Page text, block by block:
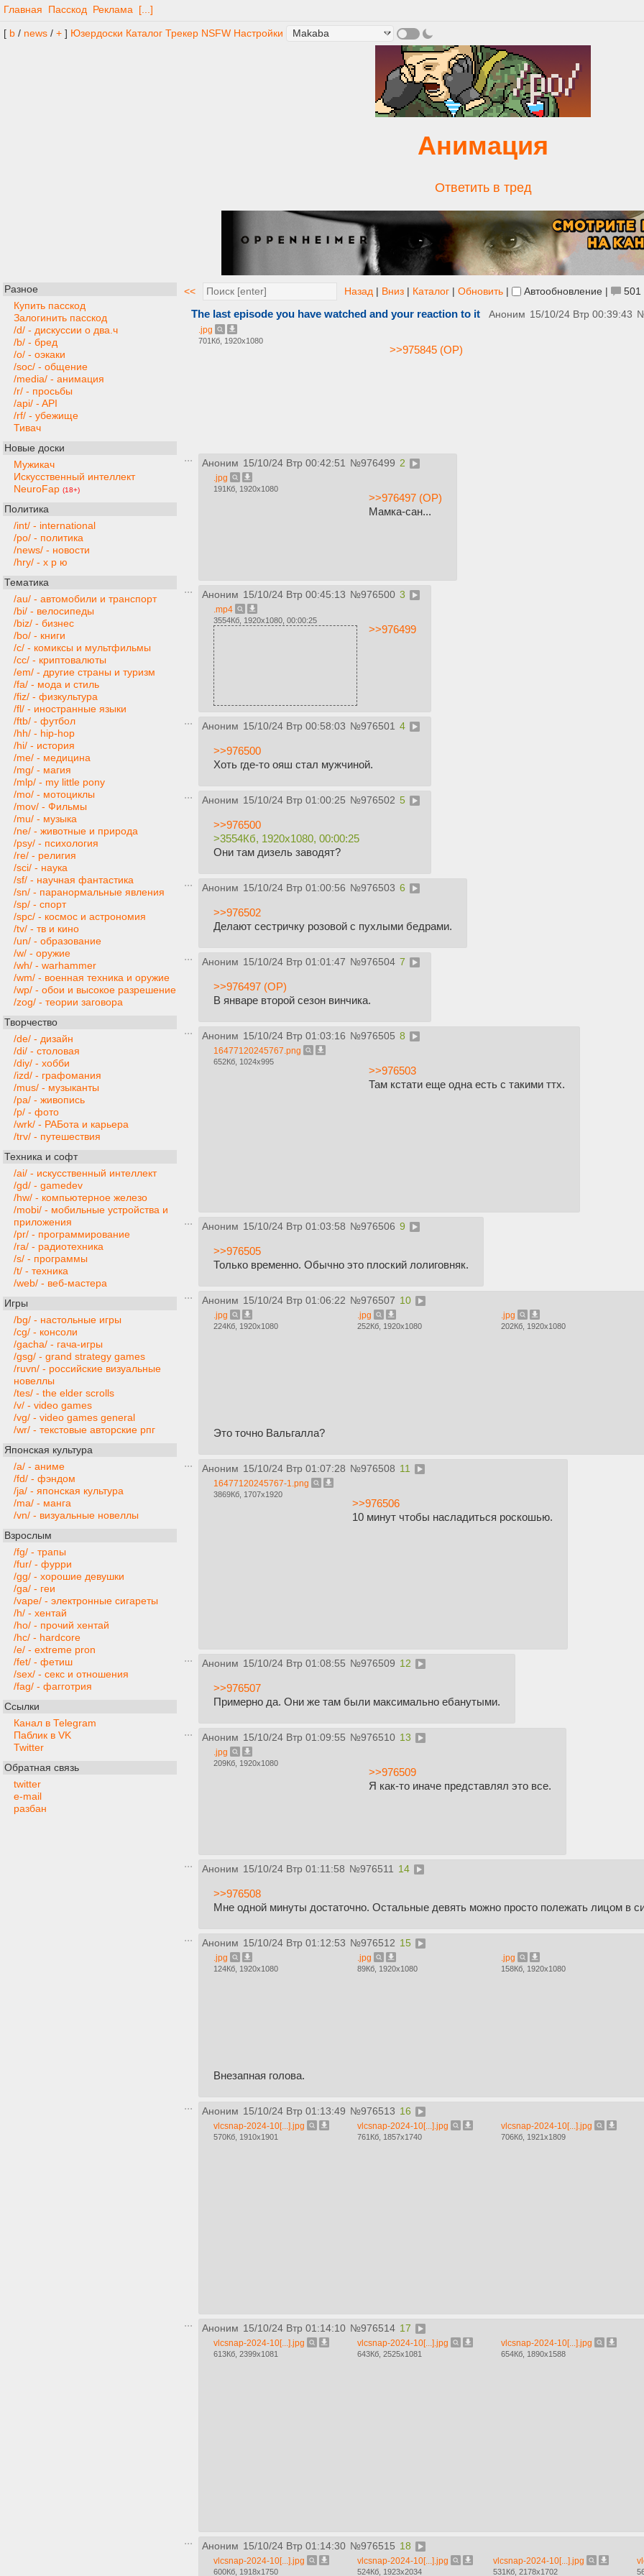
Главная Пасскод Реклама [...]
[ b / news / + ] Юзердоски Каталог Трекер NSFW Настройки
Анимация
Ответить в тред
Разное
Купить пасскод
Залогинить пасскод
/d/ - дискуссии о два.ч
/b/ - бред
/o/ - оэкаки
/soc/ - общение
/media/ - анимация
/r/ - просьбы
/api/ - API
/rf/ - убежище
Тивач
Новые доски
Мужикач
Искусственный интеллект
NeuroFap (18+)
Политика
/int/ - international
/po/ - политика
/news/ - новости
/hry/ - х р ю
Тематика
/au/ - автомобили и транспорт
/bi/ - велосипеды
/biz/ - бизнес
/bo/ - книги
/c/ - комиксы и мультфильмы
/cc/ - криптовалюты
/em/ - другие страны и туризм
/fa/ - мода и стиль
/fiz/ - физкультура
/fl/ - иностранные языки
/ftb/ - футбол
/hh/ - hip-hop
/hi/ - история
/me/ - медицина
/mg/ - магия
/mlp/ - my little pony
/mo/ - мотоциклы
/mov/ - Фильмы
/mu/ - музыка
/ne/ - животные и природа
/psy/ - психология
/re/ - религия
/sci/ - наука
/sf/ - научная фантастика
/sn/ - паранормальные явления
/sp/ - спорт
/spc/ - космос и астрономия
/tv/ - тв и кино
/un/ - образование
/w/ - оружие
/wh/ - warhammer
/wm/ - военная техника и оружие
/wp/ - обои и высокое разрешение
/zog/ - теории заговора
Творчество
/de/ - дизайн
/di/ - столовая
/diy/ - хобби
/izd/ - графомания
/mus/ - музыканты
/pa/ - живопись
/p/ - фото
/wrk/ - РАБота и карьера
/trv/ - путешествия
Техника и софт
/ai/ - искусственный интеллект
/gd/ - gamedev
/hw/ - компьютерное железо
/mobi/ - мобильные устройства и
приложения
/pr/ - программирование
/ra/ - радиотехника
/s/ - программы
/t/ - техника
/web/ - веб-мастера
Игры
/bg/ - настольные игры
/cg/ - консоли
/gacha/ - гача-игры
/gsg/ - grand strategy games
/ruvn/ - российские визуальные
новеллы
/tes/ - the elder scrolls
/v/ - video games
/vg/ - video games general
/wr/ - текстовые авторские рпг
Японская культура
/a/ - аниме
/fd/ - фэндом
/ja/ - японская культура
/ma/ - манга
/vn/ - визуальные новеллы
Взрослым
/fg/ - трапы
/fur/ - фурри
/gg/ - хорошие девушки
/ga/ - геи
/vape/ - электронные сигареты
/h/ - хентай
/ho/ - прочий хентай
/hc/ - hardcore
/e/ - extreme pron
/fet/ - фетиш
/sex/ - секс и отношения
/fag/ - фагготрия
Ссылки
Канал в Telegram
Паблик в VK
Twitter
Обратная связь
twitter
e-mail
разбан
<< Назад | Вниз | Каталог | Обновить | Автообновление | 501
The last episode you have watched and your reaction to it Аноним 15/10/24 Втр 00:39:43
.jpg
701Кб, 1920x1080
>>975845 (OP)
Аноним 15/10/24 Втр 00:42:51 №976499 2
.jpg
191Кб, 1920x1080
>>976497 (OP)
Мамка-сан...
Аноним 15/10/24 Втр 00:45:13 №976500 3
.mp4
3554Кб, 1920x1080, 00:00:25
>>976499
Аноним 15/10/24 Втр 00:58:03 №976501 4
>>976500
Хоть где-то ояш стал мужчиной.
Аноним 15/10/24 Втр 01:00:25 №976502 5
>>976500
>3554Кб, 1920x1080, 00:00:25
Они там дизель заводят?
Аноним 15/10/24 Втр 01:00:56 №976503 6
>>976502
Делают сестричку розовой с пухлыми бедрами.
Аноним 15/10/24 Втр 01:01:47 №976504 7
>>976497 (OP)
В январе второй сезон винчика.
Аноним 15/10/24 Втр 01:03:16 №976505 8
16477120245767.png
652Кб, 1024x995
>>976503
Там кстати еще одна есть с такими ттх.
Аноним 15/10/24 Втр 01:03:58 №976506 9
>>976505
Только временно. Обычно это плоский лолиговняк.
Аноним 15/10/24 Втр 01:06:22 №976507 10
.jpg
224Кб, 1920x1080
.jpg
252Кб, 1920x1080
.jpg
202Кб, 1920x1080
Это точно Вальгалла?
Аноним 15/10/24 Втр 01:07:28 №976508 11
16477120245767-1.png
3869Кб, 1707x1920
>>976506
10 минут чтобы насладиться роскошью.
Аноним 15/10/24 Втр 01:08:55 №976509 12
>>976507
Примерно да. Они же там были максимально ебанутыми.
Аноним 15/10/24 Втр 01:09:55 №976510 13
.jpg
209Кб, 1920x1080
>>976509
Я как-то иначе представлял это все.
Аноним 15/10/24 Втр 01:11:58 №976511 14
>>976508
Мне одной минуты достаточно. Остальные девять можно просто полежать лицом в
Аноним 15/10/24 Втр 01:12:53 №976512 15
.jpg
124Кб, 1920x1080
.jpg
89Кб, 1920x1080
.jpg
158Кб, 1920x1080
Внезапная голова.
Аноним 15/10/24 Втр 01:13:49 №976513 16
vlcsnap-2024-10[...].jpg
570Кб, 1910x1901
vlcsnap-2024-10[...].jpg
761Кб, 1857x1740
vlcsnap-2024-10[...].jpg
706Кб, 1921x1809
Аноним 15/10/24 Втр 01:14:10 №976514 17
vlcsnap-2024-10[...].jpg
613Кб, 2399x1081
vlcsnap-2024-10[...].jpg
643Кб, 2525x1081
vlcsnap-2024-10[...].jpg
654Кб, 1890x1588
Аноним 15/10/24 Втр 01:14:30 №976515 18
vlcsnap-2024-10[...].jpg
600Кб, 1918x1750
vlcsnap-2024-10[...].jpg
524Кб, 1923x2034
vlcsnap-2024-10[...].jpg
531Кб, 2178x1702